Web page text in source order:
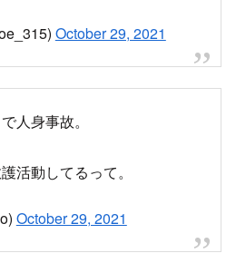
October 29, 2021
人身事故。
活動してるって。
October 29, 2021